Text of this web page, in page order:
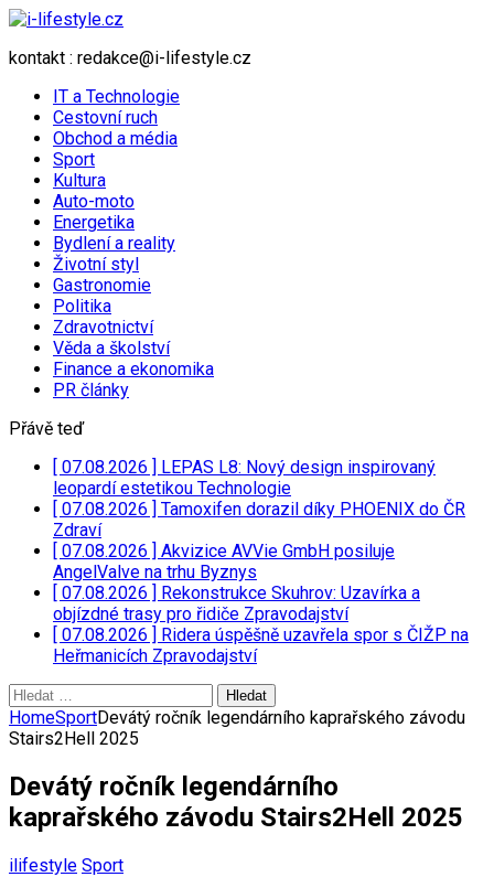
kontakt : redakce@i-lifestyle.cz
IT a Technologie
Cestovní ruch
Obchod a média
Sport
Kultura
Auto-moto
Energetika
Bydlení a reality
Životní styl
Gastronomie
Politika
Zdravotnictví
Věda a školství
Finance a ekonomika
PR články
Přávě teď
[ 07.08.2026 ] LEPAS L8: Nový design inspirovaný
leopardí estetikou Technologie
[ 07.08.2026 ] Tamoxifen dorazil díky PHOENIX do ČR
Zdraví
[ 07.08.2026 ] Akvizice AVVie GmbH posiluje
AngelValve na trhu Byznys
[ 07.08.2026 ] Rekonstrukce Skuhrov: Uzavírka a
objízdné trasy pro řidiče Zpravodajství
[ 07.08.2026 ] Ridera úspěšně uzavřela spor s ČIŽP na
Heřmanicích Zpravodajství
Vyhledávání
HomeSportDevátý ročník legendárního kaprařského závodu
Stairs2Hell 2025
Devátý ročník legendárního
kaprařského závodu Stairs2Hell 2025
ilifestyle Sport